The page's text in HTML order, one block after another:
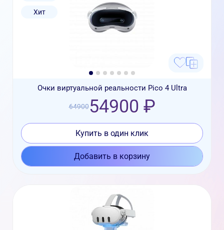
Хит
Очки виртуальной реальности Pico 4 Ultra
6490054900 ₽
Купить в один клик
Добавить в корзину